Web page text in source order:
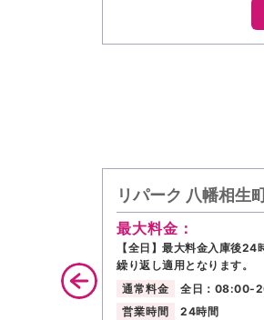
リパーク 八幡相生
最大料金：
【全日】最大料金入庫後24
繰り返し適用となります。
通常料金
全日：08:00-
営業時間
24時間